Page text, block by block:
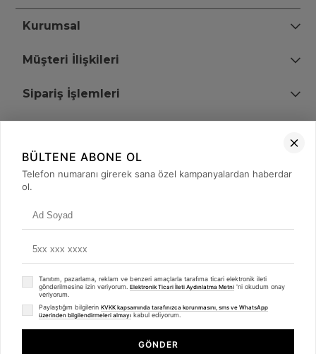
Kurumsal
Müşteri İlişkileri
Sipariş İşlemleri
+90 (850) 473 08 08
© 2008 - 2026merterelektronik.com
- Tüm Hakları Saklıdır. Kredi kartı bilgileriniz 256bit SSL sertifikası ile
Whatsapp
BÜLTENE ABONE OL
Telefon numaranı girerek sana özel kampanyalardan haberdar
ol.
Tanıtım, pazarlama, reklam ve benzeri amaçlarla tarafıma ticari elektronik ileti
gönderilmesine izin veriyorum. Elektronik Ticari İleti Aydınlatma Metni 'ni okudum onay
veriyorum.
Paylaştığım bilgilerin KVKK kapsamında tarafınızca korunmasını, sms ve WhatsApp
üzerinden bilgilendirmeleri almayı kabul ediyorum.
GÖNDER